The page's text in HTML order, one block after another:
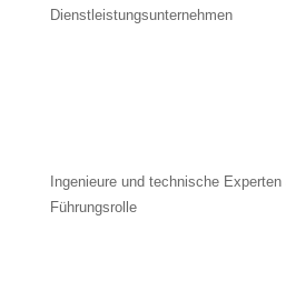
Dienstleistungsunternehmen
Ingenieure und technische
Führungsrolle